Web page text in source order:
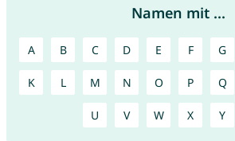
Namen mit ...
A B C D E F G
K L M N O P Q
U V W X Y